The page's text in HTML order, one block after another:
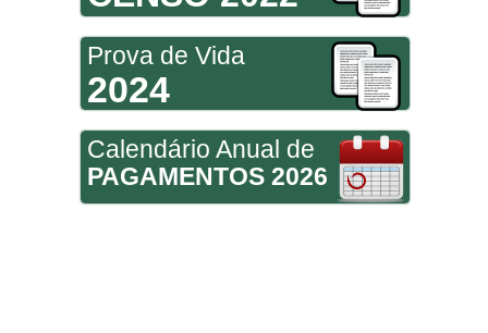
Prova de Vida
2024
Calendário Anual de
PAGAMENTOS 2026